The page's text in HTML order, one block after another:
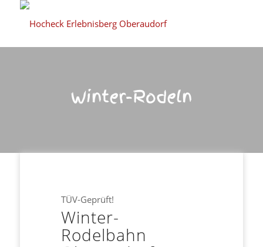
Winter-Rodeln
TÜV-Geprüft!
Winter-
Rodelbahn